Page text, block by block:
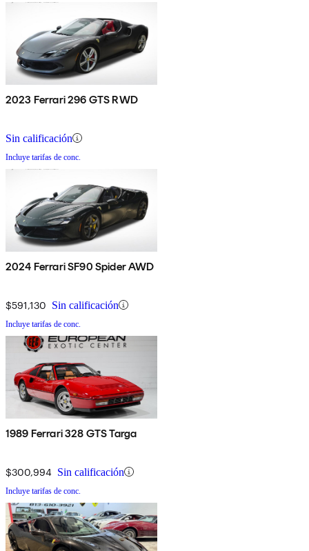
2023 Ferrari 296 GTS RWD
Sin calificación
Incluye tarifas de conc.
2024 Ferrari SF90 Spider AWD
$591,130 Sin calificación
Incluye tarifas de conc.
1989 Ferrari 328 GTS Targa
$300,994 Sin calificación
Incluye tarifas de conc.